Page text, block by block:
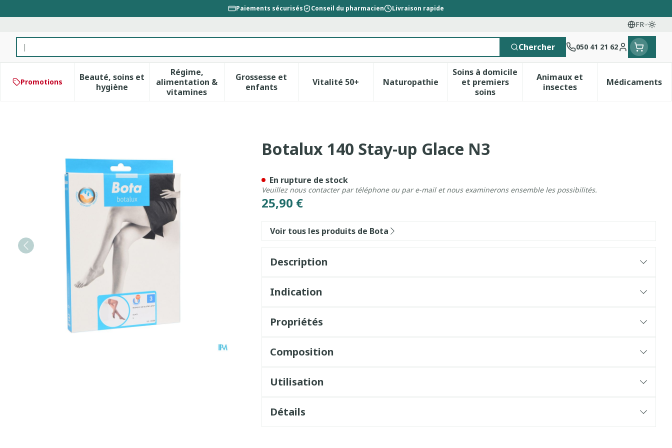
Paiements sécurisés Conseil du pharmacien Livraison rapide
FR
Langues
Rechercher
Chercher 050 41 21 62
Menu client
Promotions
Beauté, soins et
hygièneAfficher le sous-menu pour la catégorie Beauté, soins et hygiène
Régime,
alimentation &
vitamines
Afficher le sous-menu pour la catégorie Régime, alimentation & vitamines
Grossesse et
enfants
Afficher le sous-menu pour la catégorie Grossesse et enfants
Vitalité 50+Afficher le sous-menu pour la catégorie Vitalité 50+
NaturopathieAfficher le sous-menu pour la catégorie Naturopathie
Soins à domicile
et premiers
soins
Afficher le sous-menu pour la catégorie
Animaux et
insectesAfficher le sous-menu
Médicaments
Afficher
Botalux 140 Stay-up Glace N3
25,90 €
En rupture de stock
Veuillez nous contacter par téléphone ou par e-mail et nous examinerons ensemble les possibilités.
Voir tous les produits de Bota
Description
Indication
Propriétés
Composition
Utilisation
Détails